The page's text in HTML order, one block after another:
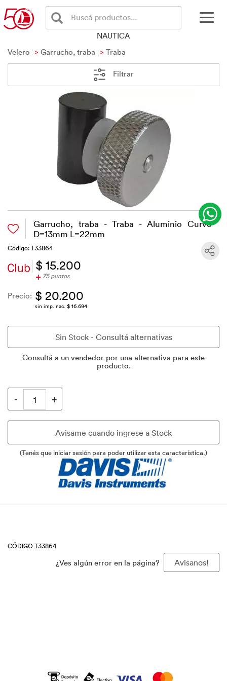
Buscá productos...
NAUTICA
Velero
Garrucho, traba Traba
Filtrar
Garrucho, traba - Traba - Aluminio Curvo
D=13mm L=22mm
Código: T33864
$ 15.200
+ 75 puntos
Precio: $ 20.200
sin imp. nac. $ 16.694
Consultá a un vendedor por una alternativa para este
producto.
(Tenés que iniciar sesión para poder utilizar esta característica.)
CÓDIGO T33864
¿Ves algún error en la página? Avisanos!